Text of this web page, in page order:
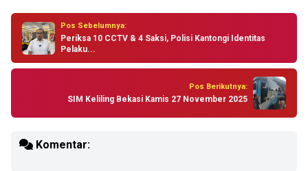
Pos Sebelumnya:
Periksa 10 CCTV & 4 Saksi, Polisi Kantongi Identitas
Pelaku...
Pos Berikutnya:
SIM Keliling Bekasi Kamis 27 November 2025
Komentar: